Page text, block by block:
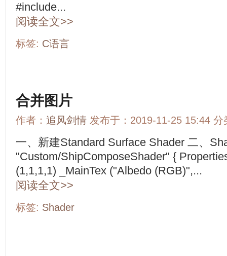
#include...
阅读全文>>
标签: C语言
合并图片
作者： 追风剑情 发布于：2019-11-25 15:44 分
一、新建Standard Surface Shader 二、
"Custom/ShipComposeShader" {
(1,1,1,1) _MainTex ("Albedo (RGB)",...
阅读全文>>
标签: Shader